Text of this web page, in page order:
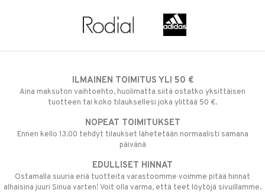
ILMAINEN TOIMITUS YLI 50 €
Aina maksuton vaihtoehto, huolimatta siitä ostatko yksittäisen
tuotteen tai koko tilauksellesi joka ylittää 50 €.
NOPEAT TOIMITUKSET
Ennen kello 13.00 tehdyt tilaukset lähetetään normaalisti samana
päivänä
EDULLISET HINNAT
Ostamalla suuria eriä tuotteita varastoomme voimme pitää hinnat
alhaisina juuri Sinua varten! Voit olla varma, että teet löytöjä sivuillamme.